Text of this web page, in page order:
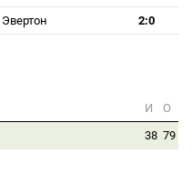
Эвертон 2:0
И
О
38 79